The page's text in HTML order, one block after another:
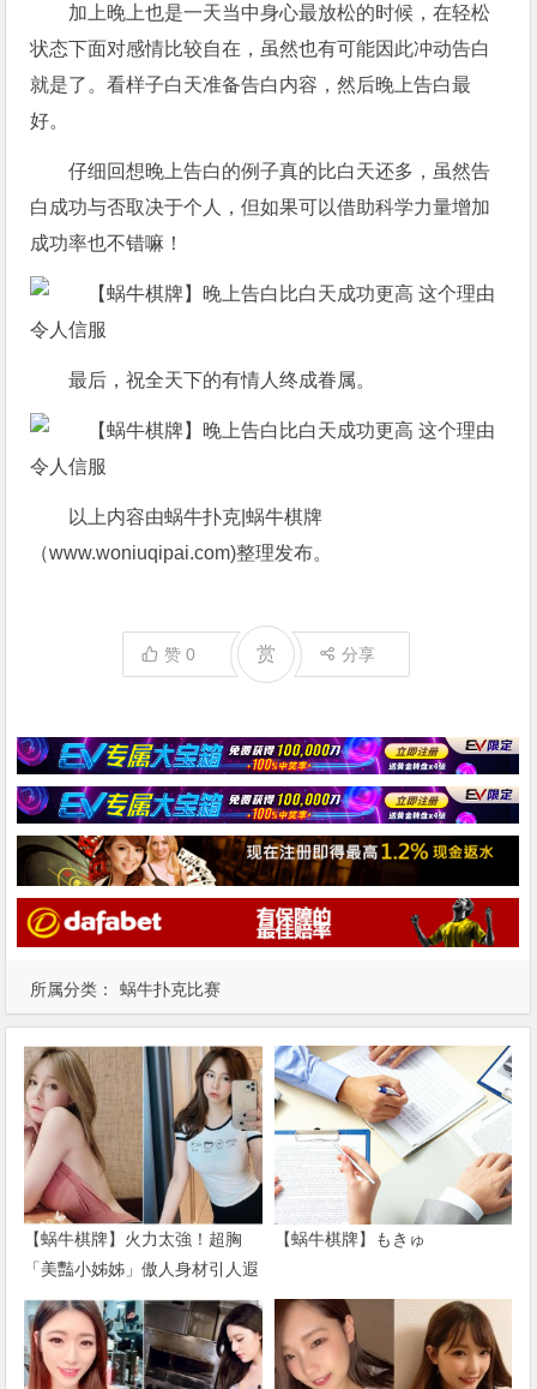
所属分类： 蜗牛扑克比赛
加上晚上也是一天当中身心最放松的时候，在轻松
状态下面对感情比较自在，虽然也有可能因此冲动告白
就是了。看样子白天准备告白内容，然后晚上告白最
好。
仔细回想晚上告白的例子真的比白天还多，虽然告
白成功与否取决于个人，但如果可以借助科学力量增加
成功率也不错嘛！
最后，祝全天下的有情人终成眷属。
以上内容由蜗牛扑克|蜗牛棋牌
（www.woniuqipai.com)整理发布。
赞0 赏 分享
【蜗牛棋牌】火力太強！超胸
「美豔小姊姊」傲人身材引人遐
想 一身兇猛戰袍直接辣到噴火
【蜗牛棋牌】もきゅ